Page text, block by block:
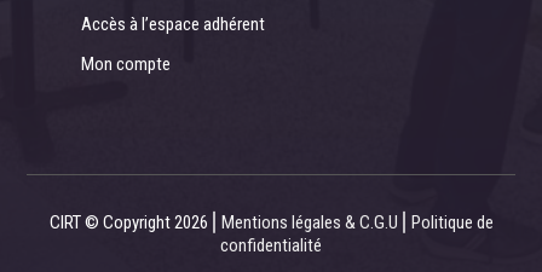
Accès à l’espace adhérent
Mon compte
CIRT © Copyright 2026 ⎜ Mentions légales & C.G.U
Politique de
confidentialité